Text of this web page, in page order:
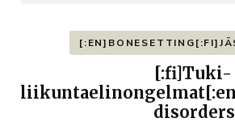
[:fi]Tuki-